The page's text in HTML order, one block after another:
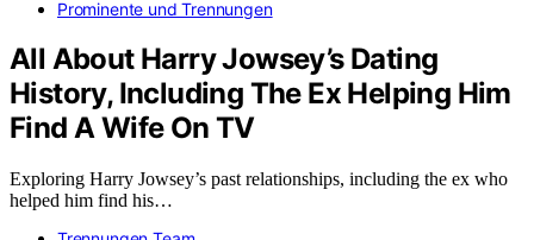
Prominente und Trennungen
All About Harry Jowsey’s Dating
History, Including The Ex Helping Him
Find A Wife On TV
Exploring Harry Jowsey’s past relationships, including the ex who
helped him find his…